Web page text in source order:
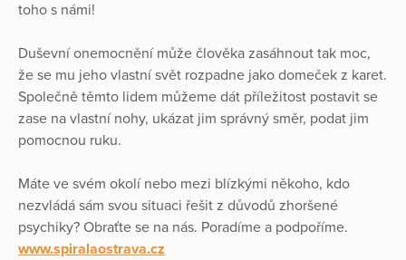
toho s námi!
Duševní onemocnění může člověka zasáhnout tak moc,
že se mu jeho vlastní svět rozpadne jako domeček z karet.
Společně těmto lidem můžeme dát příležitost postavit se
zase na vlastní nohy, ukázat jim správný směr, podat jim
pomocnou ruku.
Máte ve svém okolí nebo mezi blízkými někoho, kdo
nezvládá sám svou situaci řešit z důvodů zhoršené
psychiky? Obraťte se na nás. Poradíme a podpoříme.
www.spiralaostrava.cz